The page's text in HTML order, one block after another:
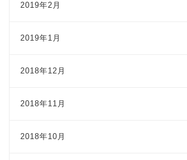
2019年2月
2019年1月
2018年12月
2018年11月
2018年10月